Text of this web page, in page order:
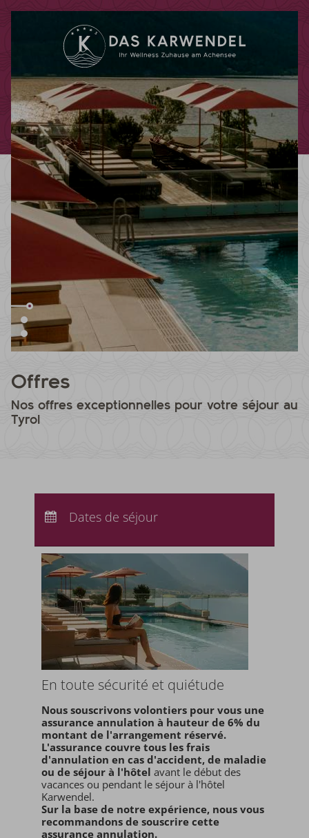
Offres
Nos offres exceptionnelles pour votre séjour au
Tyrol
Départ : Aucun choix
Dates de séjour
En toute sécurité et quiétude
Nous souscrivons volontiers pour vous une
assurance annulation à hauteur de 6% du
montant de l'arrangement réservé.
L'assurance couvre tous les frais
d'annulation en cas d'accident, de maladie
ou de séjour à l'hôtel avant le début des
vacances ou pendant le séjour à l'hôtel
Karwendel.
Sur la base de notre expérience, nous vous
recommandons de souscrire cette
assurance annulation.
Code promotionnel
Vous pouvez faire valoir ici vos codes
promotionnels ou chèques-cadeaux.
Les codes suivants sont actuellement
acceptés :
Codes bonus
Chèques-cadeaux